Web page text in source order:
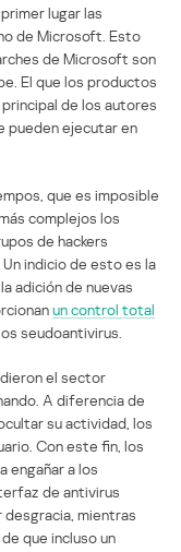
lugar las
de Microsoft. Esto
de Microsoft son
El que los productos
de los autores
pueden ejecutar en
que es imposible
complejos los
de hackers
indicio de esto es la
adición de nuevas
un control total
seudoantivirus.
el sector
A diferencia de
su actividad, los
Con este fin, los
engañar a los
de antivirus
desgracia, mientras
que incluso un